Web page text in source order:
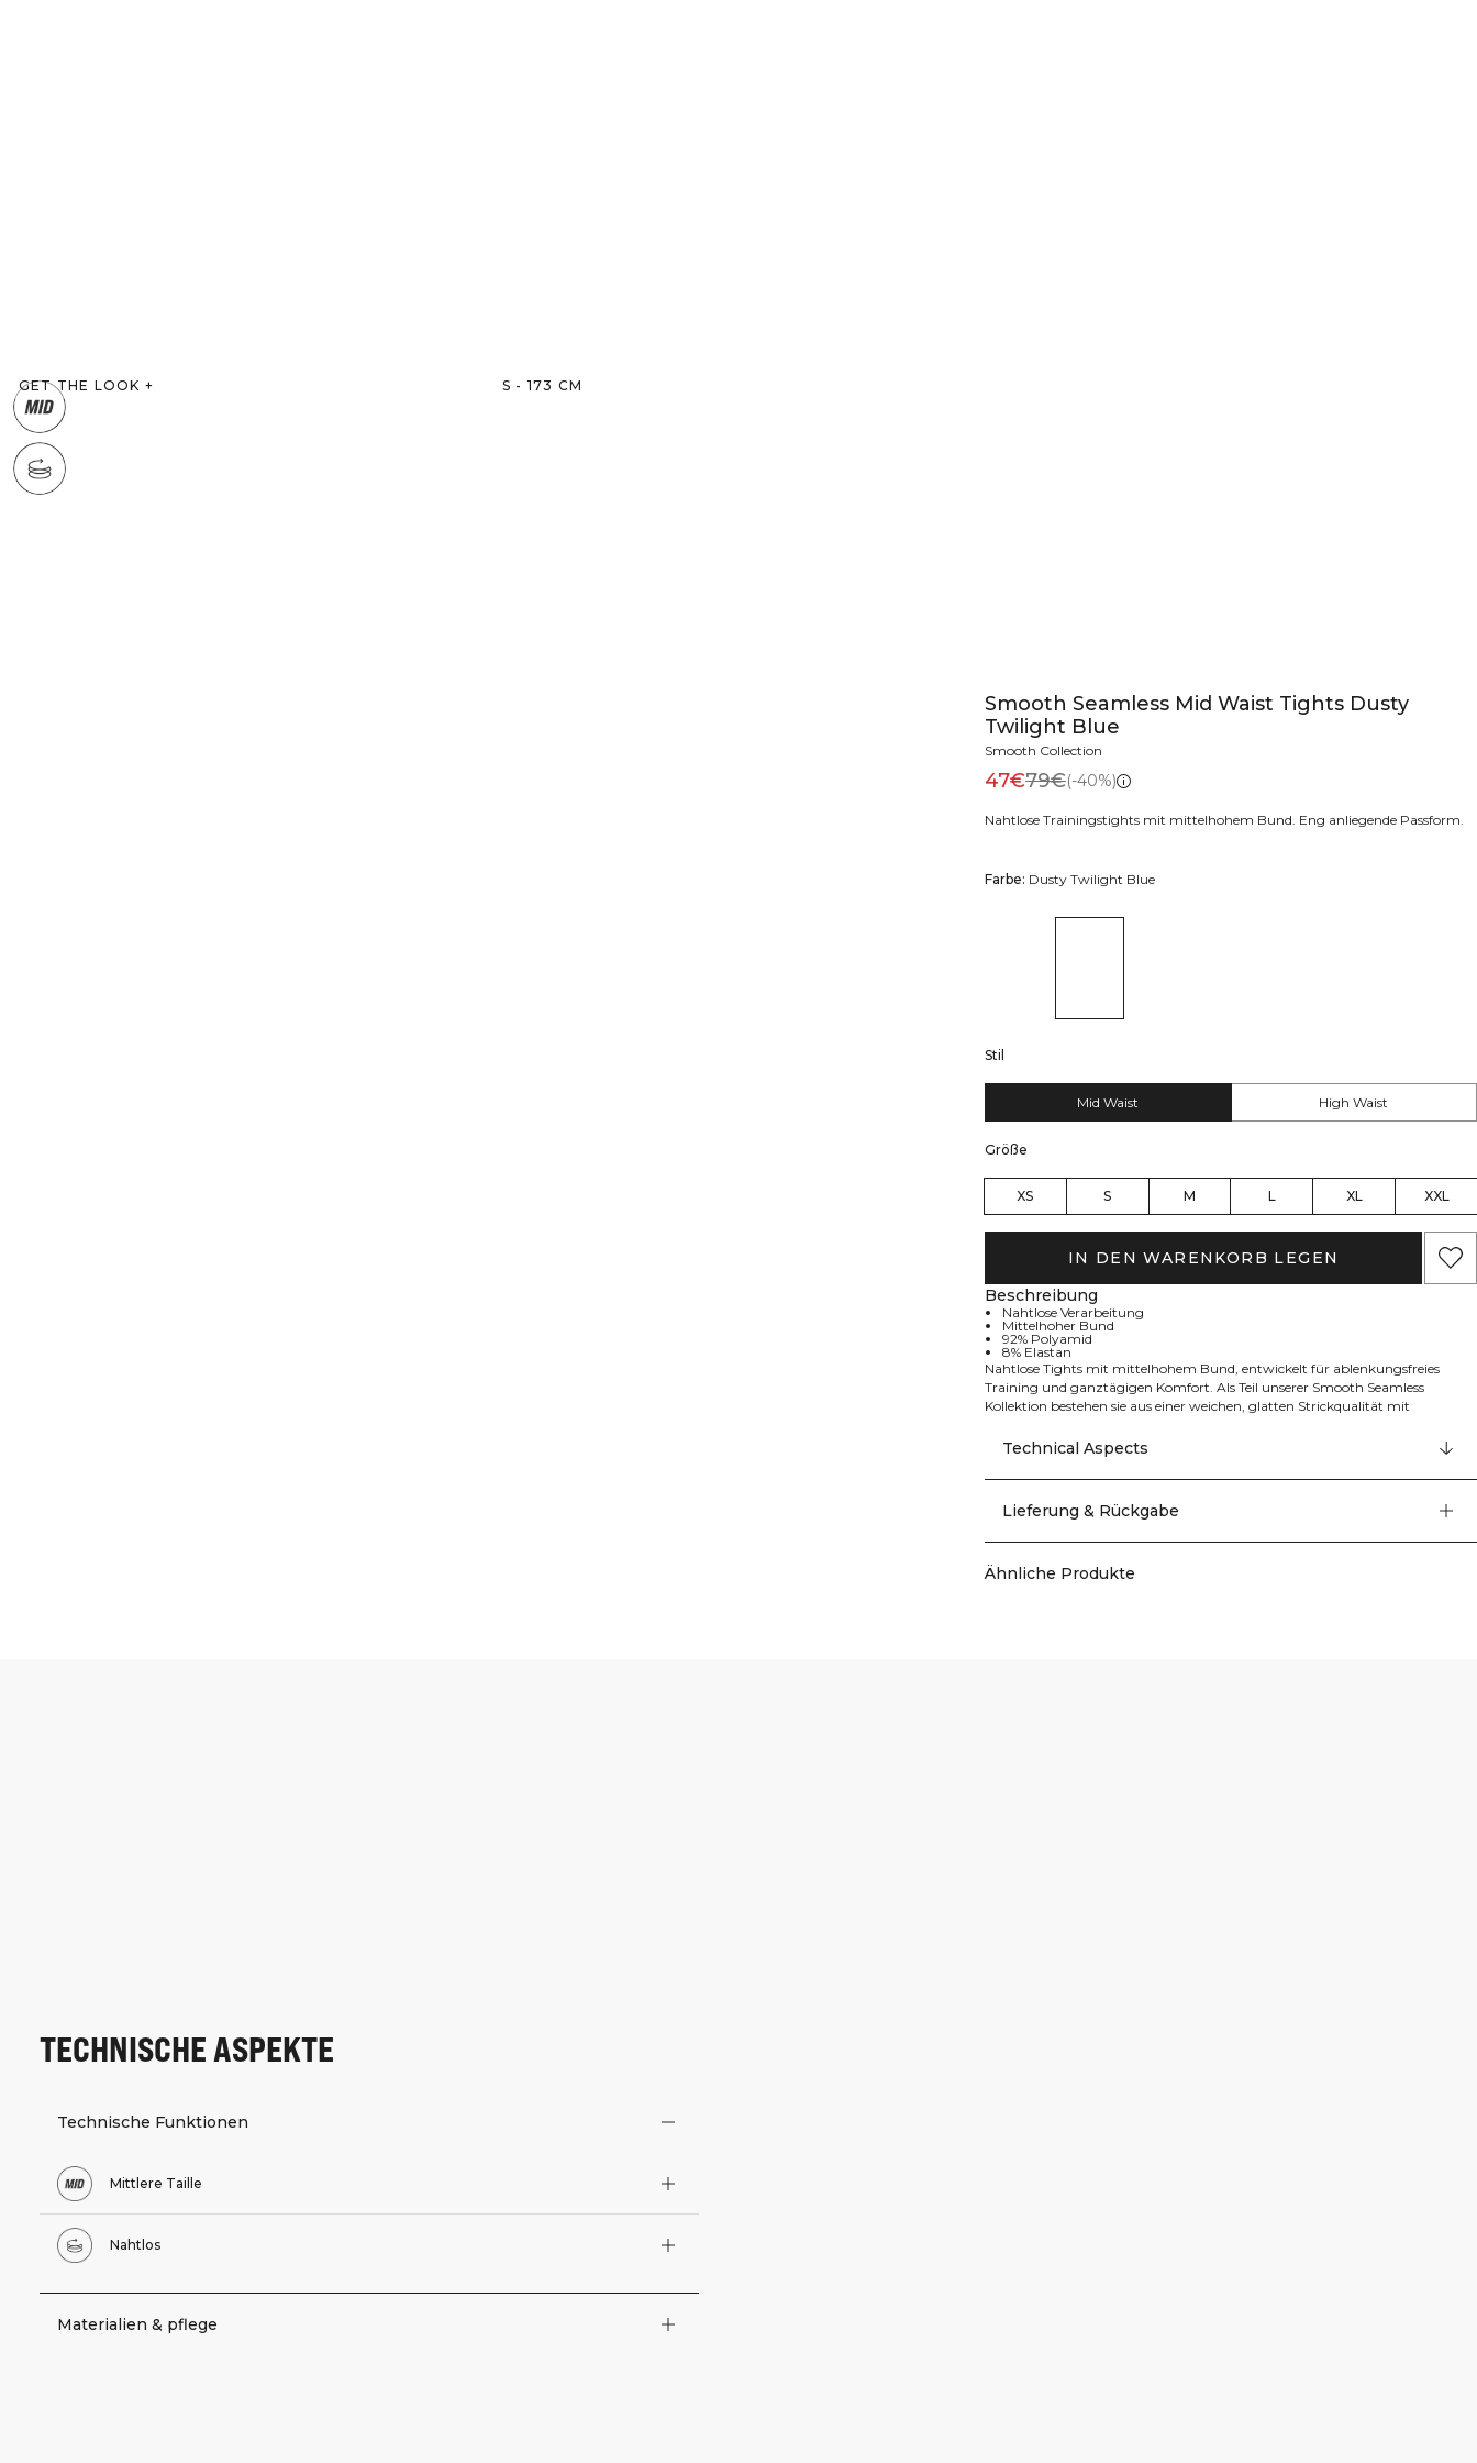
GET THE LOOK + S - 173 CM
Smooth Seamless Mid Waist Tights Dusty
Twilight Blue
Smooth Collection
47€79€(-40%)
Nahtlose Trainingstights mit mittelhohem Bund. Eng anliegende Passform.
Farbe: Dusty Twilight Blue
Stil
Mid Waist High Waist
Größe
XS S M L XL XXL
IN DEN WARENKORB LEGEN
Beschreibung
Nahtlose Verarbeitung
Mittelhoher Bund
92% Polyamid
8% Elastan
Nahtlose Tights mit mittelhohem Bund, entwickelt für ablenkungsfreies
Training und ganztägigen Komfort. Als Teil unserer Smooth Seamless
Kollektion bestehen sie aus einer weichen, glatten Strickqualität mit
reduziert. Der mittelhohe Bund sitzt bequem und bleibt bei jeder Bewegung
an Ort und Stelle, während die eng anliegende Passform schmeichelt und
unterstützt, ohne die Bewegungsfreiheit einzuschränken. Ideal fürs Gym,
Polyamid, 8% Elastan.
Technical Aspects
Lieferung & Rückgabe
Ähnliche Produkte
TECHNISCHE ASPEKTE
Technische Funktionen
Mittlere Taille
Nahtlos
Materialien & pflege